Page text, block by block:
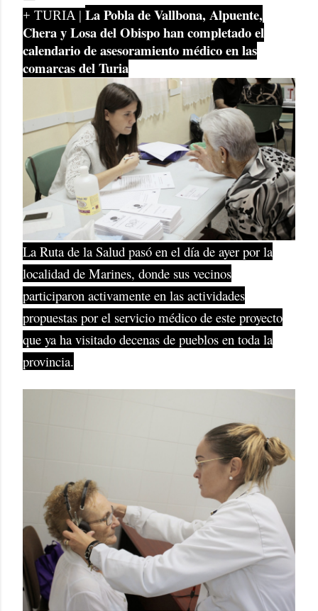
+ TURIA | La Pobla de Vallbona, Alpuente,
Chera y Losa del Obispo han completado el
calendario de asesoramiento médico en las
comarcas del Turia
La Ruta de la Salud pasó en el día de ayer por la
localidad de Marines, donde sus vecinos
participaron activamente en las actividades
propuestas por el servicio médico de este proyecto
que ya ha visitado decenas de pueblos en toda la
provincia.